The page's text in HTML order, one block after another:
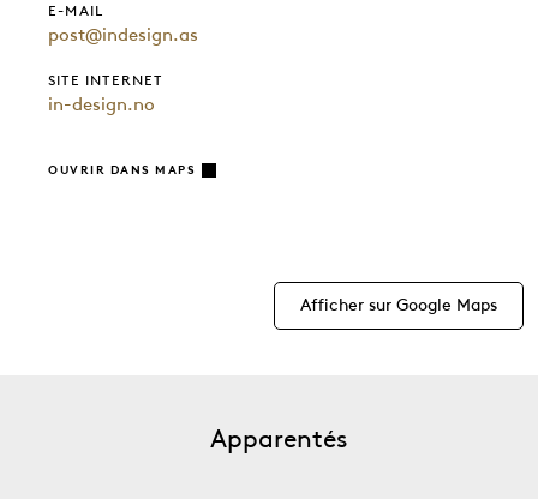
E-MAIL
post@indesign.as
SITE INTERNET
in-design.no
OUVRIR DANS MAPS
Afficher sur Google Maps
Apparentés